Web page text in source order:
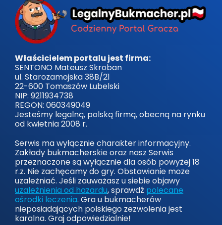
Właścicielem portalu jest firma:
SENTONO Mateusz Skroban
ul. Starozamojska 38B/21
22-600 Tomaszów Lubelski
NIP: 9211934738
REGON: 060349049
Jesteśmy legalną, polską firmą, obecną na rynku
od kwietnia 2008 r.
Serwis ma wyłącznie charakter informacyjny.
Zakłady bukmacherskie oraz nasz Serwis
przeznaczone są wyłącznie dla osób powyżej 18
r.ż. Nie zachęcamy do gry. Obstawianie może
uzależniać. Jeśli zauważasz u siebie objawy
uzależnienia od hazardu, sprawdź polecane
ośrodki leczenia. Gra u bukmacherów
nieposiadających polskiego zezwolenia jest
karalna. Graj odpowiedzialnie!